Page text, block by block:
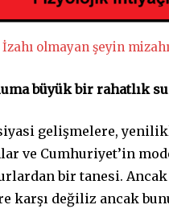
İzahı olmayan şeyin
büyük bir rahatlık
gelişmelere,
ve Cumhuriyet’in
bir tanesi. Ancak
karşı değiliz ancak